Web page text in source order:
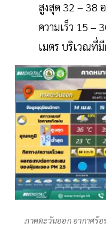
สูงสุด 32 – 38
ความเร็ว 15 –
เมตร บริเวณที่
ภาคตะวันออก อากาศร้